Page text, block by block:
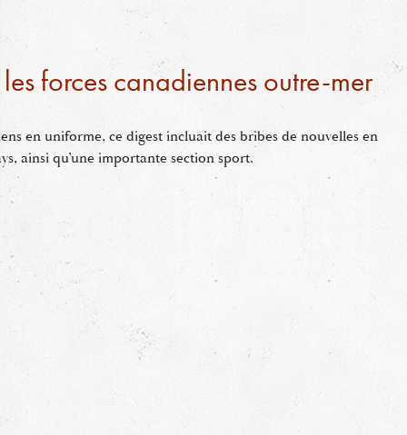
forces canadiennes outre-mer
en uniforme, ce digest incluait des bribes de nouvelles en
ainsi qu’une importante section sport.